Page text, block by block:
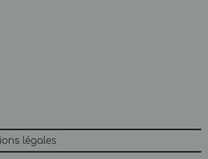
légales